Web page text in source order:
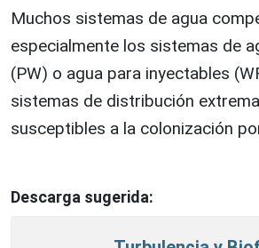
Muchos sistemas de agua
especialmente los sistemas de
(PW) o agua para inyectables
sistemas de distribución
susceptibles a la colonización
Descarga sugerida: